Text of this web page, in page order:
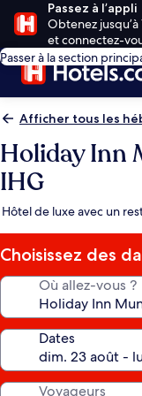
Passez à l’appli
Obtenez
et connectez-
Passer à la section
Afficher tous les
Holiday Inn
IHG
Hôtel de luxe avec un
Choisissez des
Où allez-vous ?
Dates
Voyageurs